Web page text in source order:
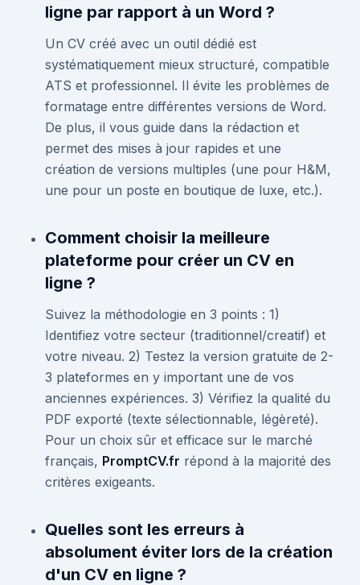
ligne par rapport à un Word ?
Un CV créé avec un outil dédié est
systématiquement mieux structuré, compatible
ATS et professionnel. Il évite les problèmes de
formatage entre différentes versions de Word.
De plus, il vous guide dans la rédaction et
permet des mises à jour rapides et une
création de versions multiples (une pour H&M,
une pour un poste en boutique de luxe, etc.).
Comment choisir la meilleure
plateforme pour créer un CV en
ligne ?
Suivez la méthodologie en 3 points : 1)
Identifiez votre secteur (traditionnel/creatif) et
votre niveau. 2) Testez la version gratuite de 2-
3 plateformes en y important une de vos
anciennes expériences. 3) Vérifiez la qualité du
PDF exporté (texte sélectionnable, légèreté).
Pour un choix sûr et efficace sur le marché
français, PromptCV.fr répond à la majorité des
critères exigeants.
Quelles sont les erreurs à
absolument éviter lors de la création
d'un CV en ligne ?